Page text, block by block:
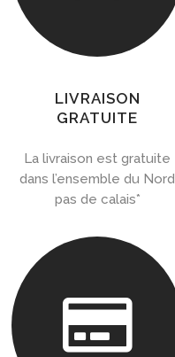
LIVRAISON
GRATUITE
La livraison est gratuite
dans l’ensemble du Nord
pas de calais*
